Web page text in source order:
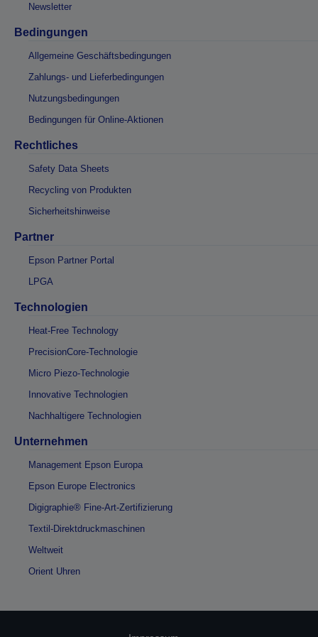
Newsletter
Bedingungen
Allgemeine Geschäftsbedingungen
Zahlungs- und Lieferbedingungen
Nutzungsbedingungen
Bedingungen für Online-Aktionen
Rechtliches
Safety Data Sheets
Recycling von Produkten
Sicherheitshinweise
Partner
Epson Partner Portal
LPGA
Technologien
Heat-Free Technology
PrecisionCore-Technologie
Micro Piezo-Technologie
Innovative Technologien
Nachhaltigere Technologien
Unternehmen
Management Epson Europa
Epson Europe Electronics
Digigraphie® Fine-Art-Zertifizierung
Textil-Direktdruckmaschinen
Weltweit
Orient Uhren